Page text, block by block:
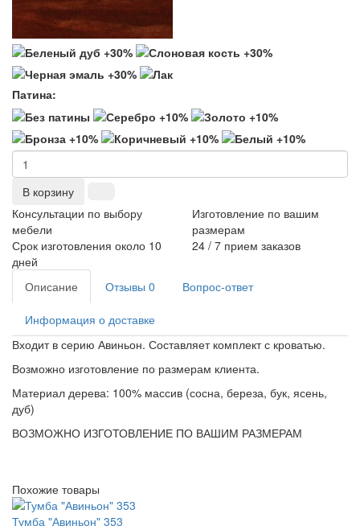
Патина:
В корзину
Консультации по выбору
мебели
Изготовление по вашим
размерам
Срок изготовления около 10
дней
24 / 7 прием заказов
Описание Отзывы 0 Вопрос-ответ
Информация о доставке
Входит в серию Авиньон. Составляет комплект с кроватью.
Возможно изготовление по размерам клиента.
Материал дерева: 100% массив (сосна, береза, бук, ясень,
дуб)
ВОЗМОЖНО ИЗГОТОВЛЕНИЕ ПО ВАШИМ РАЗМЕРАМ
Похожие товары
Тумба "Авиньон" 353